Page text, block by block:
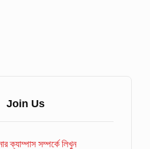
Join Us
ক্যাম্পাস সম্পর্কে লিখুন